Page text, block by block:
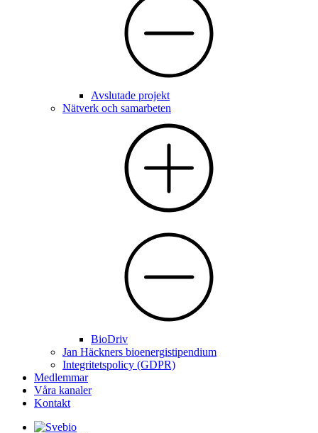
Avslutade projekt
Nätverk och samarbeten
BioDriv
Jan Häckners bioenergistipendium
Integritetspolicy (GDPR)
Medlemmar
Våra kanaler
Kontakt